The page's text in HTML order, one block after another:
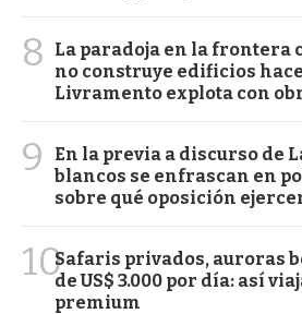
8
La paradoja en la frontera
no construye edificios
Livramento explota con
9
En la previa a discurso de
blancos se enfrascan en
sobre qué oposición
10Safaris privados, auroras
de US$ 3.000 por día: así
premium